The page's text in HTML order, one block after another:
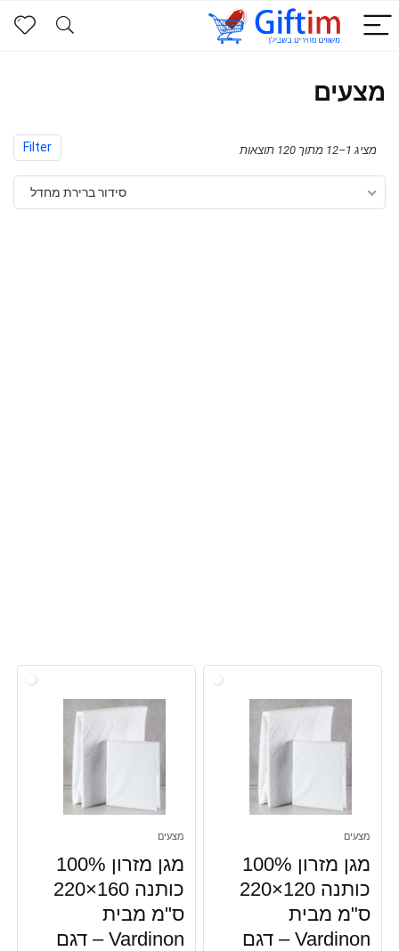
מצעים
Filter מציג 1–12 מתוך 120 תוצאות
סידור ברירת מחדל
מצעים
מגן מזרון 100%
כותנה 120×220
ס"מ מבית
Vardinon – דגם
מצעים
מגן מזרון 100%
כותנה 160×220
ס"מ מבית
Vardinon – דגם